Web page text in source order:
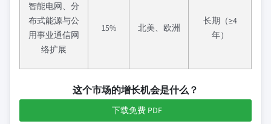
智能电网、分
布式能源与公
用事业通信网
络扩展
15% 北美、欧洲
长期（≥4
年）
这个市场的增长机会是什么？
下载免费 PDF